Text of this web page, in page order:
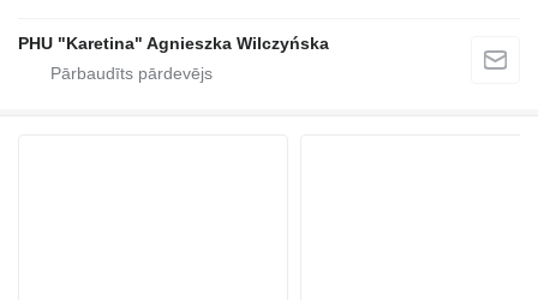
PHU "Karetina" Agnieszka Wilczyńska